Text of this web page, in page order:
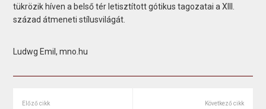
tükrözik híven a belső tér letisztított gótikus tagozatai a XIII.
század átmeneti stílusvilágát.
Ludwg Emil, mno.hu
Előző cikk Következő cikk